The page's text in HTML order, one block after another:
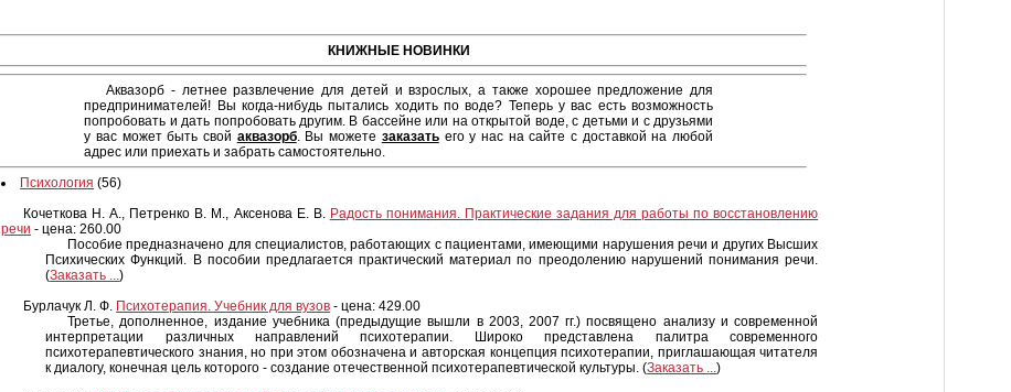
КНИЖНЫЕ НОВИНКИ
Аквазорб - летнее развлечение для детей и взрослых, а также хорошее предложение для
предпринимателей! Вы когда-нибудь пытались ходить по воде? Теперь у вас есть возможность
попробовать и дать попробовать другим. В бассейне или на открытой воде, с детьми и с друзьями
у вас может быть свой аквазорб. Вы можете заказатьего у нас на сайте с доставкой на любой
адрес или приехать и забрать самостоятельно.
Психология (56)
Кочеткова Н. А., Петренко В. М., Аксенова Е. В. Радость понимания. Практические задания для работы по восстановлению
речи - цена: 260.00
Пособие предназначено для специалистов, работающих с пациентами, имеющими нарушения речи и других Высших
Психических Функций. В пособии предлагается практический материал по преодолению нарушений понимания речи.
(Заказать ...)
Бурлачук Л. Ф. Психотерапия. Учебник для вузов - цена: 429.00
Третье, дополненное, издание учебника (предыдущие вышли в 2003, 2007 гг.) посвящено анализу и современной
интерпретации различных направлений психотерапии. Широко представлена палитра современного
психотерапевтического знания, но при этом обозначена и авторская концепция психотерапии, приглашающая читателя
к диалогу, конечная цель которого - создание отечественной психотерапевтической культуры. (Заказать ...)